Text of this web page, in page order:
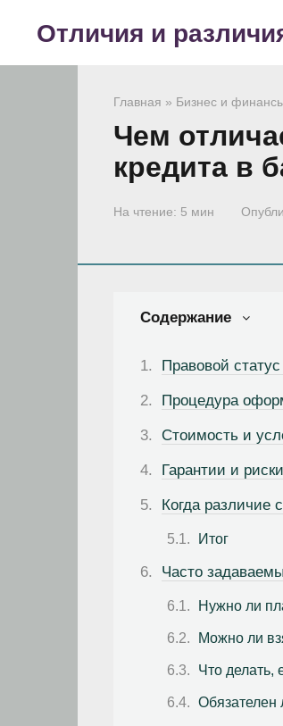
Отличия и
Главная » Бизнес и
Чем
кредита в
На чтение: 5 мин
Содержание
Правовой
Процедура
Стоимость и
Гарантии и риски
Когда различие
Итог
Часто
Нужно ли
Можно ли
Что делать,
Обязателен